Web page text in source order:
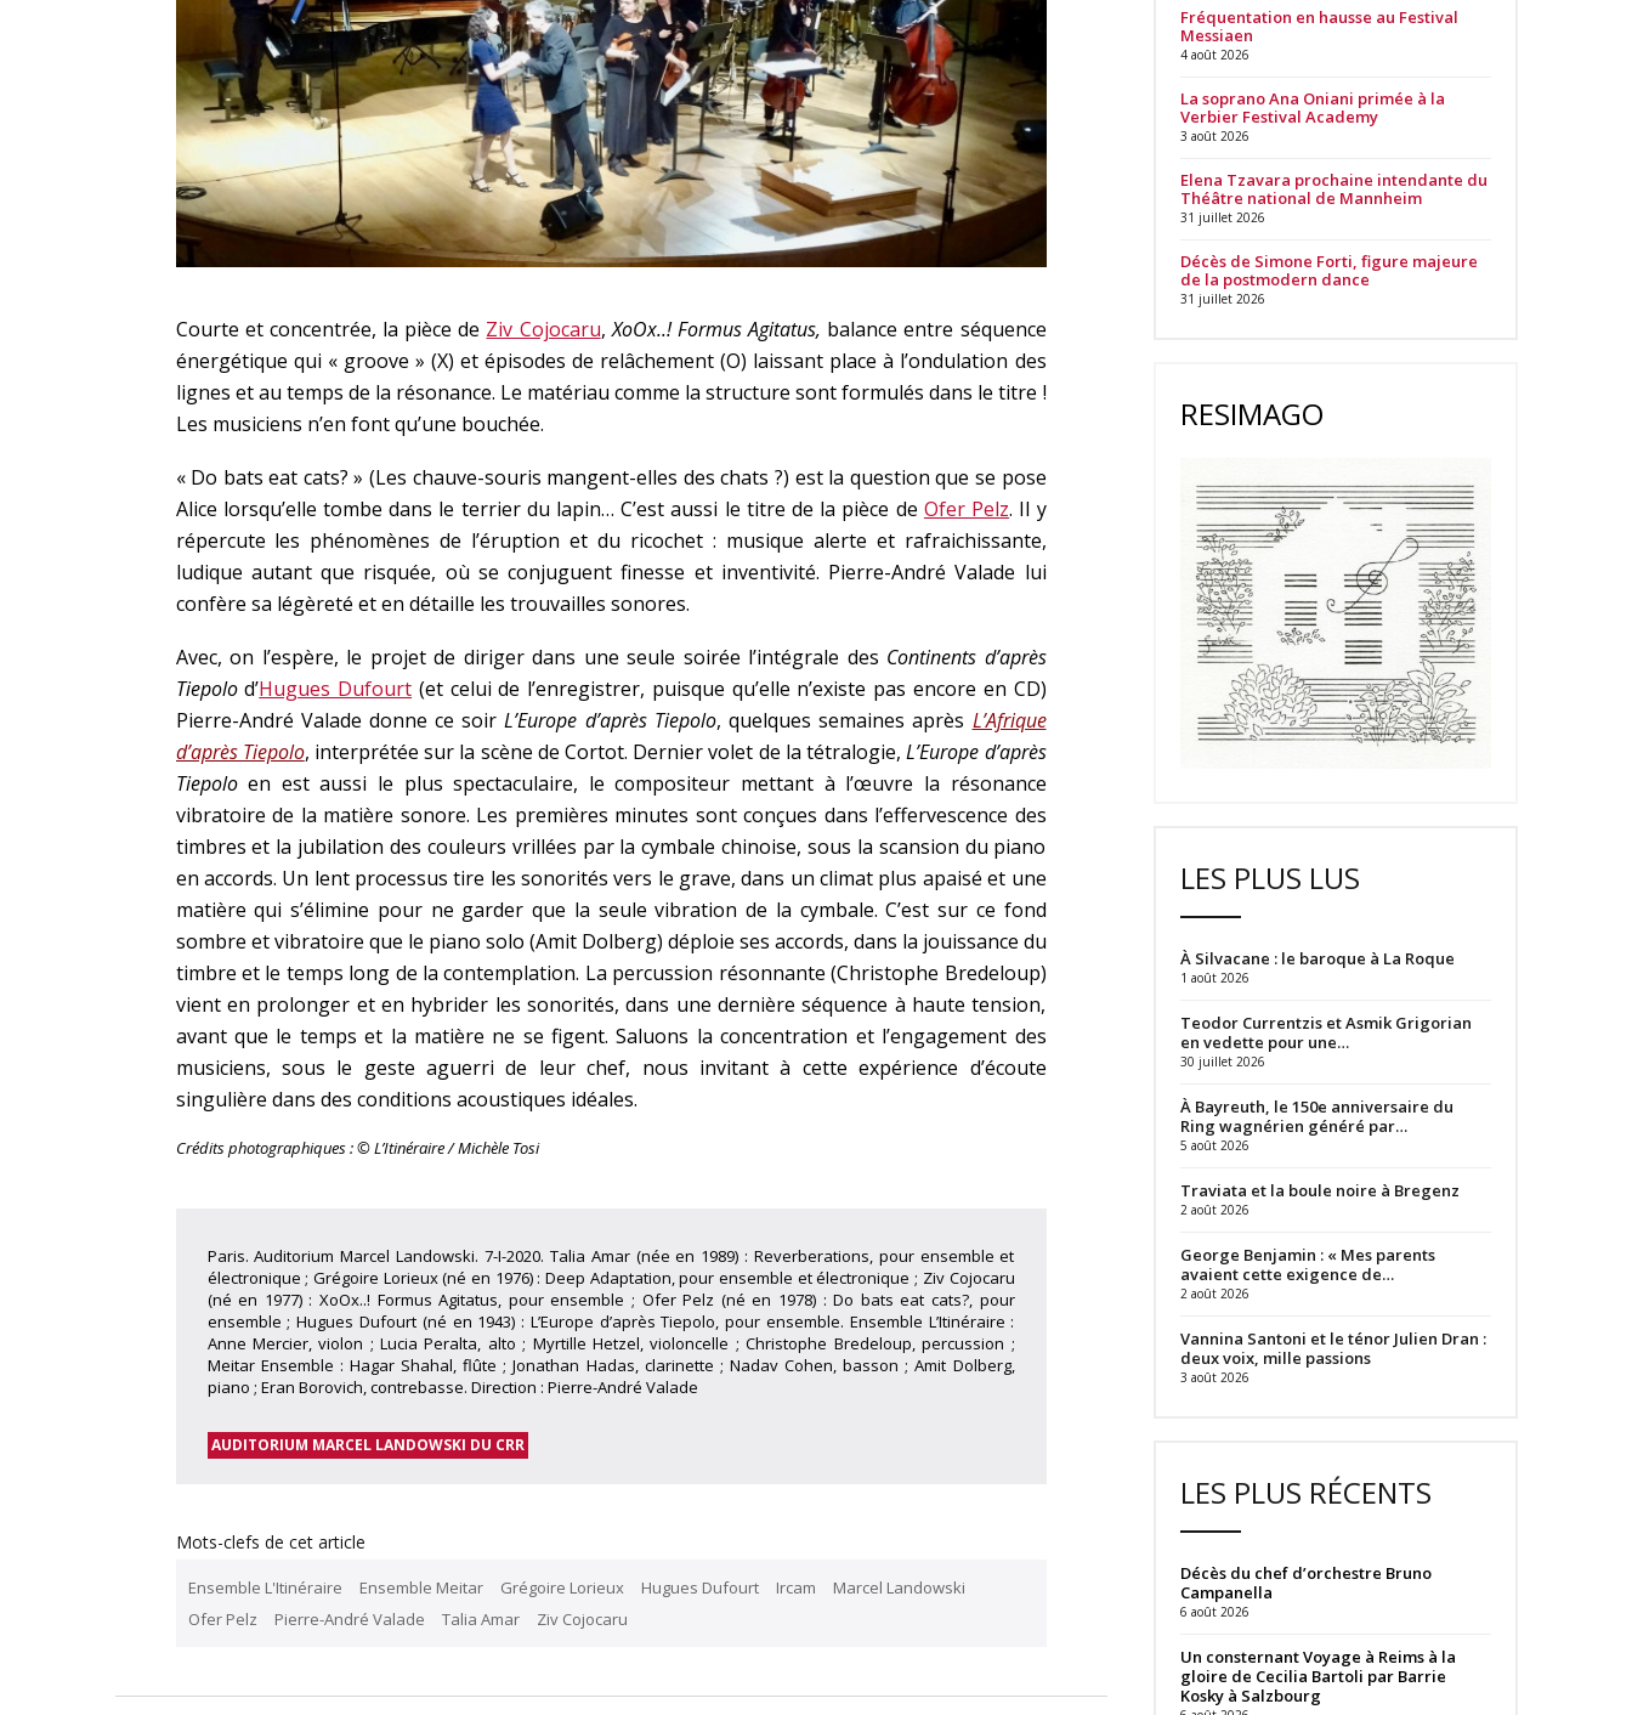
Courte et concentrée, la pièce de Ziv Cojocaru,XoOx..! Formus Agitatus, balance entre séquence
énergétique qui « groove » (X) et épisodes de relâchement (O) laissant place à l’ondulation des
lignes et au temps de la résonance. Le matériau comme la structure sont formulés dans le titre !
Les musiciens n’en font qu’une bouchée.
« Do bats eat cats? » (Les chauve-souris mangent-elles des chats ?) est la question que se pose
Alice lorsqu’elle tombe dans le terrier du lapin… C’est aussi le titre de la pièce de Ofer Pelz. Il y
répercute les phénomènes de l’éruption et du ricochet : musique alerte et rafraichissante,
ludique autant que risquée, où se conjuguent finesse et inventivité. Pierre-André Valade lui
confère sa légèreté et en détaille les trouvailles sonores.
Avec, on l’espère, le projet de diriger dans une seule soirée l’intégrale des Continents d’après
Tiepolod’Hugues Dufourt (et celui de l’enregistrer, puisque qu’elle n’existe pas encore en CD)
Pierre-André Valade donne ce soirL’Europe d’après Tiepolo, quelques semaines après L’Afrique
d’après Tiepolo, interprétée sur la scène de Cortot. Dernier volet de la tétralogie,L’Europe d’après
Tiepoloen est aussi le plus spectaculaire, le compositeur mettant à l’œuvre la résonance
vibratoire de la matière sonore. Les premières minutes sont conçues dans l’effervescence des
timbres et la jubilation des couleurs vrillées par la cymbale chinoise, sous la scansion du piano
en accords. Un lent processus tire les sonorités vers le grave, dans un climat plus apaisé et une
matière qui s’élimine pour ne garder que la seule vibration de la cymbale. C’est sur ce fond
sombre et vibratoire que le piano solo (Amit Dolberg) déploie ses accords, dans la jouissance du
timbre et le temps long de la contemplation. La percussion résonnante (Christophe Bredeloup)
vient en prolonger et en hybrider les sonorités, dans une dernière séquence à haute tension,
avant que le temps et la matière ne se figent. Saluons la concentration et l’engagement des
musiciens, sous le geste aguerri de leur chef, nous invitant à cette expérience d’écoute
singulière dans des conditions acoustiques idéales.
Crédits photographiques : © L’Itinéraire / Michèle Tosi
Paris. Auditorium Marcel Landowski. 7-I-2020. Talia Amar (née en 1989) : Reverberations, pour ensemble et
électronique ; Grégoire Lorieux (né en 1976) : Deep Adaptation, pour ensemble et électronique ; Ziv Cojocaru
(né en 1977) : XoOx..! Formus Agitatus, pour ensemble ; Ofer Pelz (né en 1978) : Do bats eat cats?, pour
ensemble ; Hugues Dufourt (né en 1943) : L’Europe d’après Tiepolo, pour ensemble. Ensemble L’Itinéraire :
Anne Mercier, violon ; Lucia Peralta, alto ; Myrtille Hetzel, violoncelle ; Christophe Bredeloup, percussion ;
Meitar Ensemble : Hagar Shahal, flûte ; Jonathan Hadas, clarinette ; Nadav Cohen, basson ; Amit Dolberg,
piano ; Eran Borovich, contrebasse. Direction : Pierre-André Valade
AUDITORIUM MARCEL LANDOWSKI DU CRR
Mots-clefs de cet article
Ensemble L'Itinéraire Ensemble Meitar Grégoire Lorieux Hugues Dufourt Ircam
Marcel Landowski
Ofer Pelz
Pierre-André Valade Talia Amar Ziv Cojocaru
Fréquentation en hausse au Festival
Messiaen
4 août 2026
La soprano Ana Oniani primée à la
Verbier Festival Academy
3 août 2026
Elena Tzavara prochaine intendante du
Théâtre national de Mannheim
31 juillet 2026
Décès de Simone Forti, figure majeure
de la postmodern dance
31 juillet 2026
RESIMAGO
LES PLUS LUS
À Silvacane : le baroque à La Roque
1 août 2026
Teodor Currentzis et Asmik Grigorian
en vedette pour une…
30 juillet 2026
À Bayreuth, le 150e anniversaire du
Ring wagnérien généré par…
5 août 2026
Traviata et la boule noire à Bregenz
2 août 2026
George Benjamin : « Mes parents
avaient cette exigence de…
2 août 2026
Vannina Santoni et le ténor Julien Dran :
deux voix, mille passions
3 août 2026
LES PLUS RÉCENTS
Décès du chef d’orchestre Bruno
Campanella
6 août 2026
Un consternant Voyage à Reims à la
gloire de Cecilia Bartoli par Barrie
Kosky à Salzbourg